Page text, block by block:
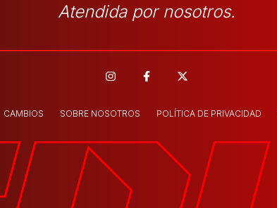
Atendida por nosotros.
CAMBIOS SOBRE NOSOTROS POLÍTICA DE PRIVACIDAD